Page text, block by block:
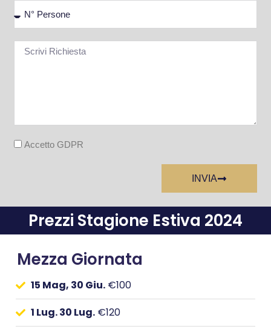
Accetto GDPR
INVIA
Prezzi Stagione Estiva 2024
Mezza Giornata
15 Mag, 30 Giu. €100
1 Lug. 30 Lug. €120